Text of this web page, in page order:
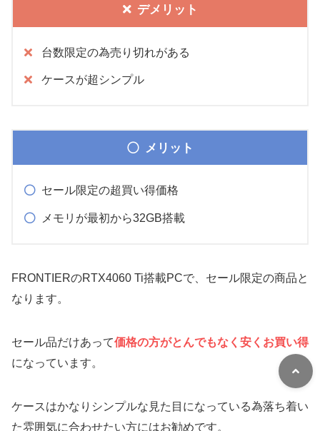
デメリット
台数限定の為売り切れがある
ケースが超シンプル
メリット
セール限定の超買い得価格
メモリが最初から32GB搭載
FRONTIERのRTX4060 Ti搭載PCで、セール限定の商品と
なります。
セール品だけあって価格の方がとんでもなく安くお買い得
になっています。
ケースはかなりシンプルな見た目になっている為落ち着い
た雰囲気に合わせたい方にはお勧めです。